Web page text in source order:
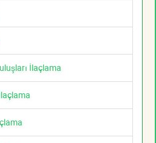
İlaçlama